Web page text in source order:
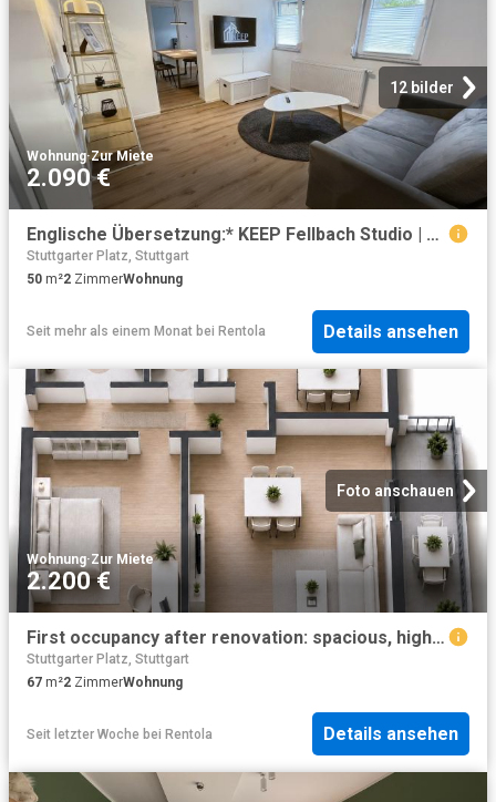
12 bilder
Wohnung·Zur Miete
2.090 €
Englische Übersetzung:* KEEP Fellbach Studio | Terrace | Mercedes Benz
Stuttgarter Platz, Stuttgart
50 m²2 ZimmerWohnung
Seit mehr als einem Monat bei Rentola Details ansehen
Foto anschauen
Wohnung·Zur Miete
2.200 €
First occupancy after renovation: spacious, high quality furnished 2 room apartment with balcony and parking in Stuttgart Sommerrain
Stuttgarter Platz, Stuttgart
67 m²2 ZimmerWohnung
Seit letzter Woche bei Rentola Details ansehen